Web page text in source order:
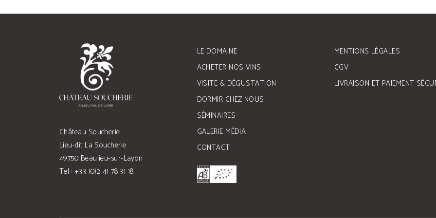
Château Soucherie
Lieu-dit La Soucherie
49750 Beaulieu-sur-Layon
Tel : +33 (0)2 41 78 31 18
LE DOMAINE
ACHETER NOS VINS
VISITE & DÉGUSTATION
DORMIR CHEZ NOUS
SÉMINAIRES
GALERIE MÉDIA
CONTACT
MENTIONS LÉGALES
CGV
LIVRAISON ET PAIEMENT